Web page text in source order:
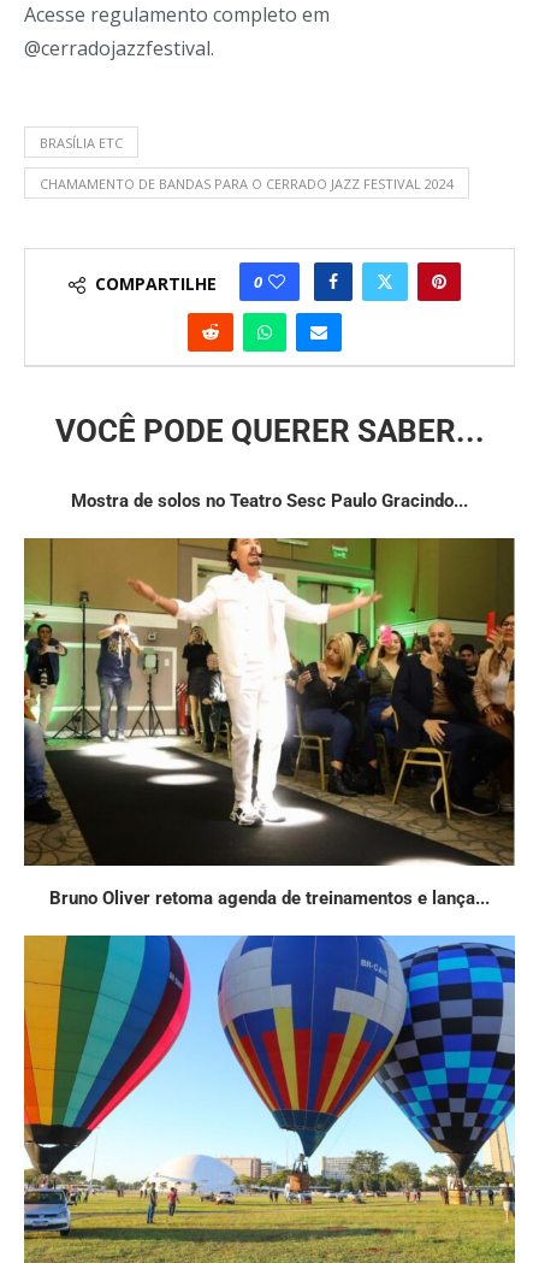
Acesse regulamento completo em
@cerradojazzfestival.
BRASÍLIA ETC
CHAMAMENTO DE BANDAS PARA O CERRADO JAZZ FESTIVAL 2024
COMPARTILHE 0
VOCÊ PODE QUERER SABER...
Mostra de solos no Teatro Sesc Paulo Gracindo...
Bruno Oliver retoma agenda de treinamentos e lança...